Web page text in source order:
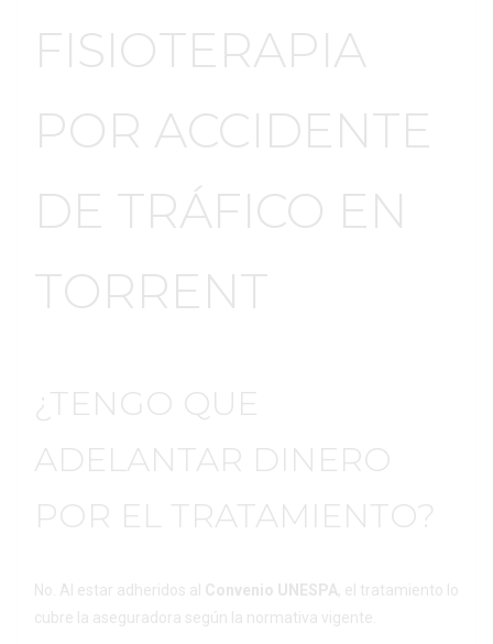
FISIOTERAPIA
POR ACCIDENTE
DE TRÁFICO EN
TORRENT
¿TENGO QUE
ADELANTAR DINERO
POR EL TRATAMIENTO?
No. Al estar adheridos al Convenio UNESPA, el tratamiento lo
cubre la aseguradora según la normativa vigente.